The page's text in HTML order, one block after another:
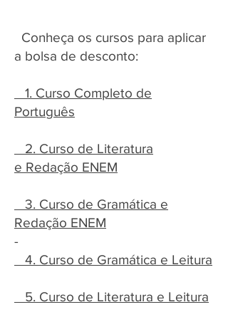
Conheça os cursos ​para aplicar
a bolsa de desconto:
1. Curso Completo de
Português
​ 2. Curso de Literatura
e Redação ENEM
3. Curso de Gramática e
Redação ENEM
-
4. Curso de Gramática e Leitura
5. Curso de Literatura e Leitura